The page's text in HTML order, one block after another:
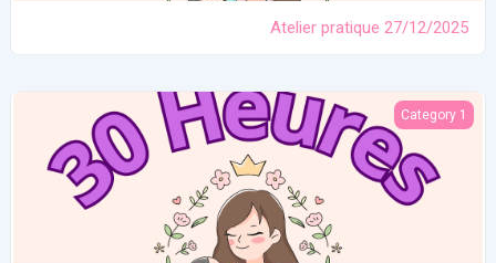
Atelier pratique 27/12/2025
IHAB et compétences en communication
Category 1